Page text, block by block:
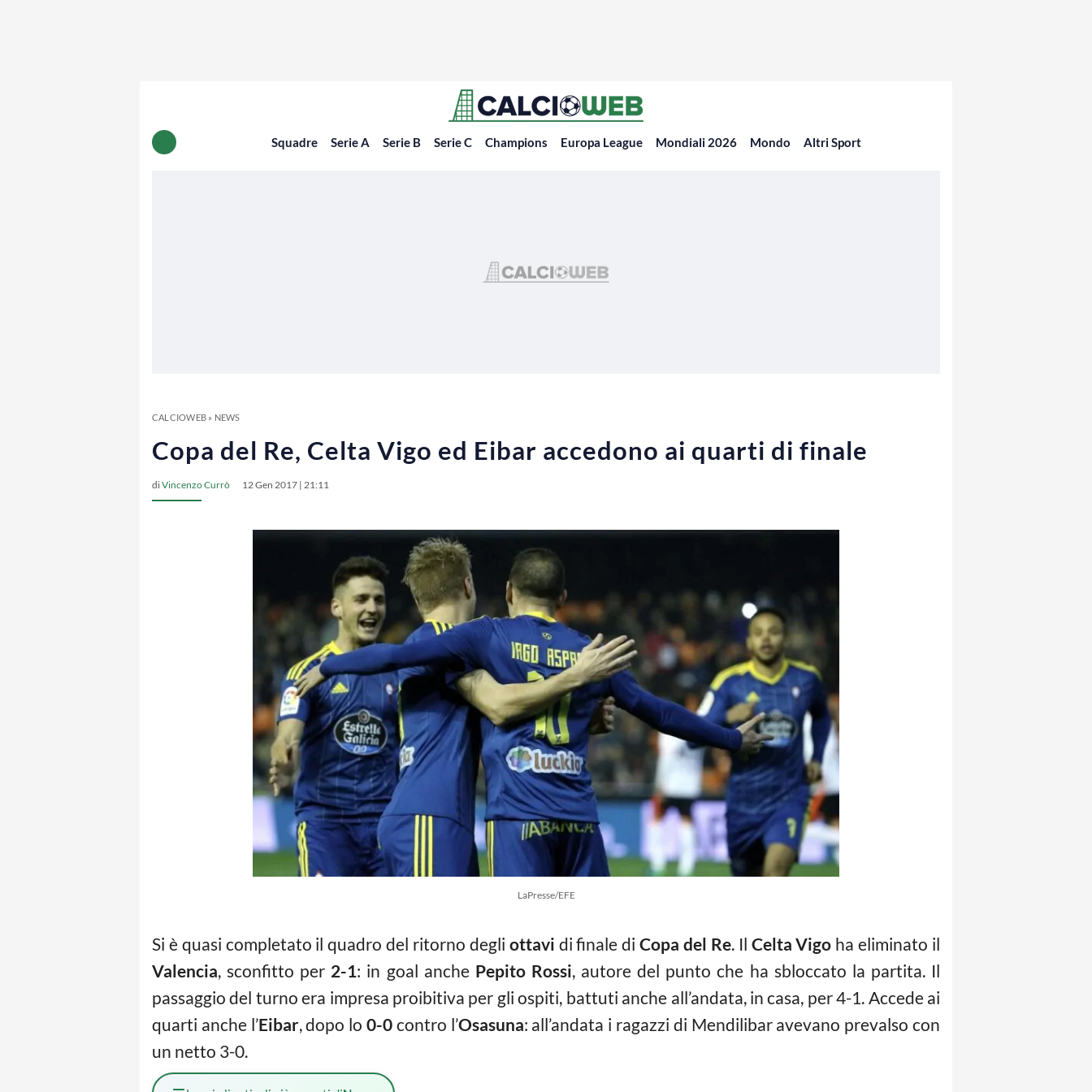
Squadre Serie A Serie B Serie C Champions Europa League Mondiali 2026 Mondo Altri Sport
CALCIOWEB» NEWS
Copa del Re, Celta Vigo ed Eibar accedono ai quarti di finale
diVincenzo Currò 12 Gen 2017 | 21:11
LaPresse/EFE
Si è quasi completato il quadro del ritorno degli ottavi di finale diCopa del Re. Il Celta Vigo ha eliminato il
Valencia, sconfitto per 2-1: in goal anchePepito Rossi, autore del punto che ha sbloccato la partita. Il
passaggio del turno era impresa proibitiva per gli ospiti, battuti anche all’andata, in casa, per 4-1. Accede ai
quarti anche l’Eibar, dopo lo0-0 contro l’Osasuna: all’andata i ragazzi di Mendilibar avevano prevalso con
un netto 3-0.